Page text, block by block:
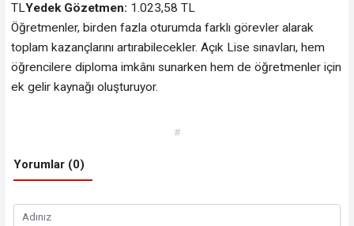
TLYedek Gözetmen: 1.023,58 TL
Öğretmenler, birden fazla oturumda farklı görevler alarak
toplam kazançlarını artırabilecekler. Açık Lise sınavları, hem
öğrencilere diploma imkânı sunarken hem de öğretmenler için
ek gelir kaynağı oluşturuyor.
#
Yorumlar (0)